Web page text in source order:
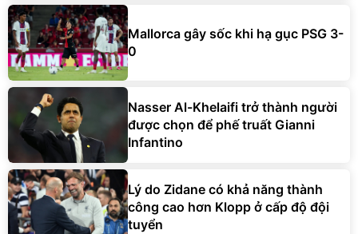
Mallorca gây sốc khi hạ gục PSG 3-
0
Nasser Al-Khelaifi trở thành người
được chọn để phế truất Gianni
Infantino
Lý do Zidane có khả năng thành
công cao hơn Klopp ở cấp độ đội
tuyển